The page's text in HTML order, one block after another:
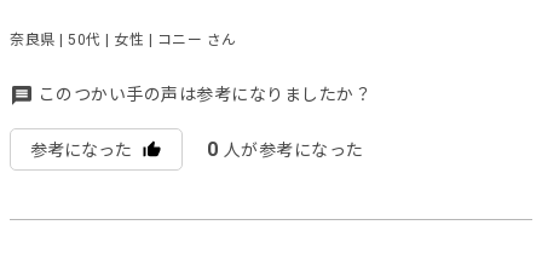
奈良県 | 50代 | 女性 | コニー さん
このつかい手の声は参考になりましたか？
参考になった 0 人が参考になった